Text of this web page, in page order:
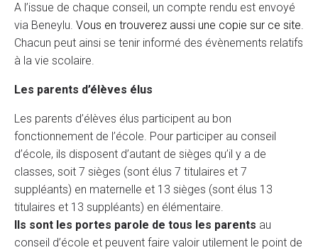
A l’issue de chaque conseil, un compte rendu est envoyé
via Beneylu. Vous en trouverez aussi une copie sur ce site.
Chacun peut ainsi se tenir informé des évènements relatifs
à la vie scolaire.
Les parents d’élèves élus
Les parents d’élèves élus participent au bon
fonctionnement de l’école. Pour participer au conseil
d’école, ils disposent d’autant de sièges qu’il y a de
classes, soit 7 sièges (sont élus 7 titulaires et 7
suppléants) en maternelle et 13 sièges (sont élus 13
titulaires et 13 suppléants) en élémentaire.
Ils sont les portes parole de tous les parents au
conseil d’école et peuvent faire valoir utilement le point de